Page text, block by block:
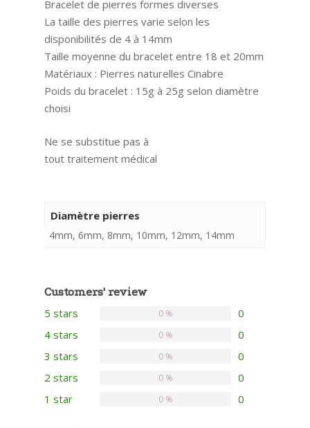
Bracelet de pierres formes diverses
La taille des pierres varie selon les
disponibilités de 4 à 14mm
Taille moyenne du bracelet entre 18 et 20mm
Matériaux : Pierres naturelles Cinabre
Poids du bracelet : 15g à 25g selon diamètre
choisi
Ne se substitue pas à
tout traitement médical
Diamètre pierres
4mm, 6mm, 8mm, 10mm, 12mm, 14mm
Customers' review
5 stars 0
0 %
4 stars 0
0 %
3 stars 0
0 %
2 stars 0
0 %
1 star 0
0 %